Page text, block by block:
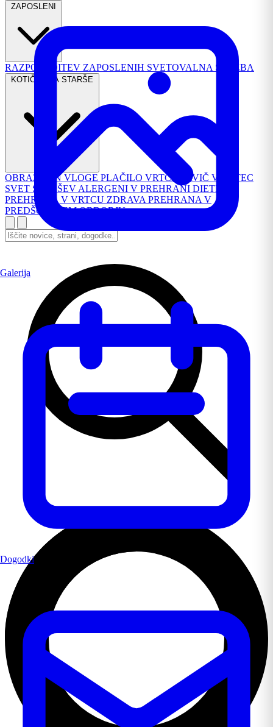
ZAPOSLENI
RAZPOREDITEV ZAPOSLENIH SVETOVALNA SLUŽBA
KOTIČEK ZA STARŠE
OBRAZCI IN VLOGE PLAČILO VRTCA
PRVIČ V VRTEC
SVET STARŠEV ALERGENI V PREHRANI DIETNA
PREHRANA V VRTCU ZDRAVA PREHRANA V
PREDŠOLSKEM OBDOBJU
Galerija
Dogodki